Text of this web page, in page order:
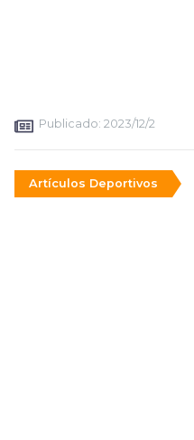
Publicado: 2023/12/2
Artículos Deportivos